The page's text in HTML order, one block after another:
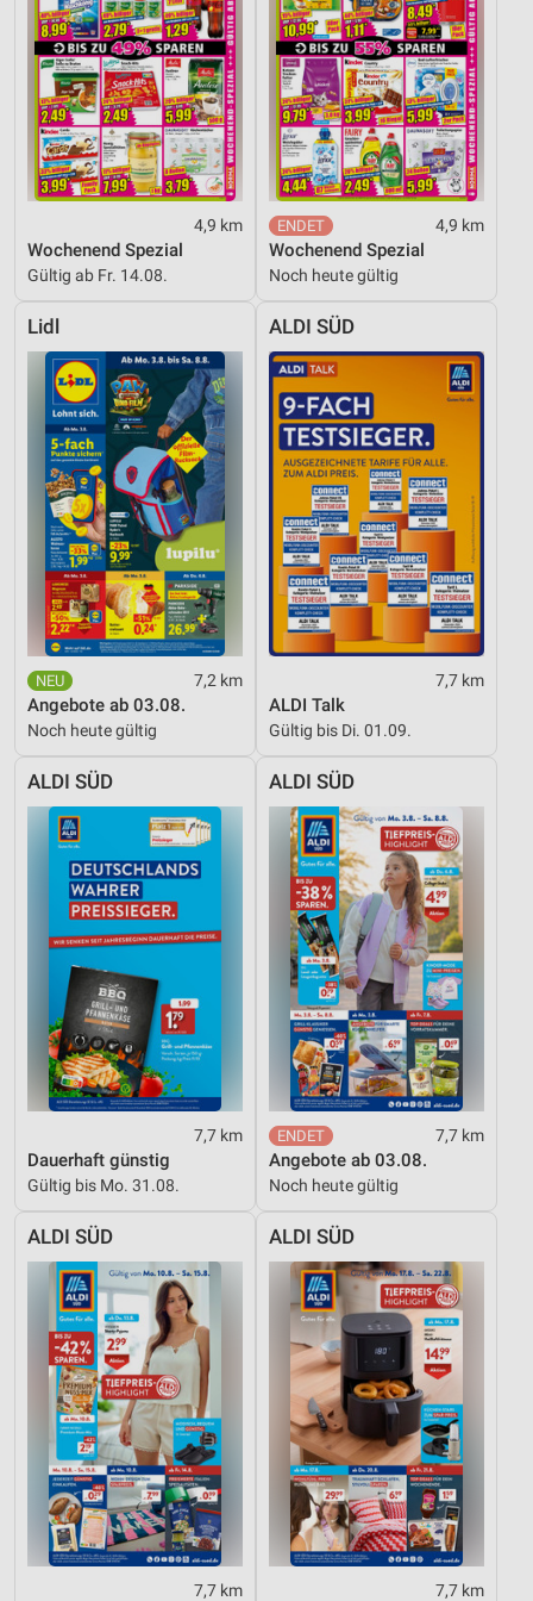
4,9 km
Wochenend Spezial
Gültig ab Fr. 14.08.
4,9 km
Wochenend Spezial
Noch heute gültig
Lidl
7,2 km
Angebote ab 03.08.
Noch heute gültig
ALDI SÜD
7,7 km
ALDI Talk
Gültig bis Di. 01.09.
ALDI SÜD
7,7 km
Dauerhaft günstig
Gültig bis Mo. 31.08.
ALDI SÜD
7,7 km
Angebote ab 03.08.
Noch heute gültig
ALDI SÜD
7,7 km
ALDI SÜD
7,7 km
Nicht-IAB-Verarbeitungszwecke:
Notwendig
Performance
Funktional